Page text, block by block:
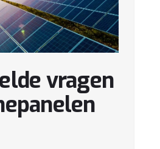
vragen